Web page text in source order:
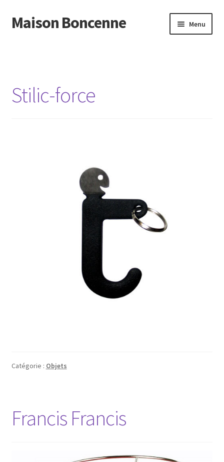
Aller
à
Aller
au
Maison Boncenne Menu
Stilic-force
Catégorie : Objets
Francis Francis